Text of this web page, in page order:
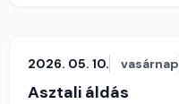
2026. 05. 10. vasárnap
Asztali áldás